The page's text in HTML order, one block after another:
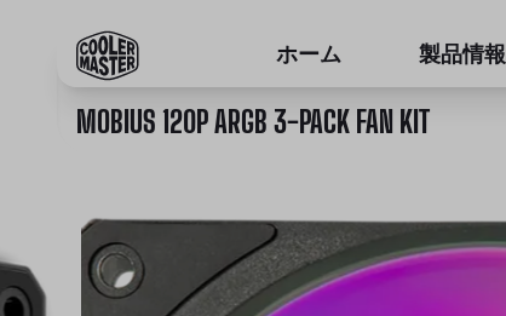
ホーム 製品情報
MOBIUS 120P ARGB 3-PACK FAN KIT